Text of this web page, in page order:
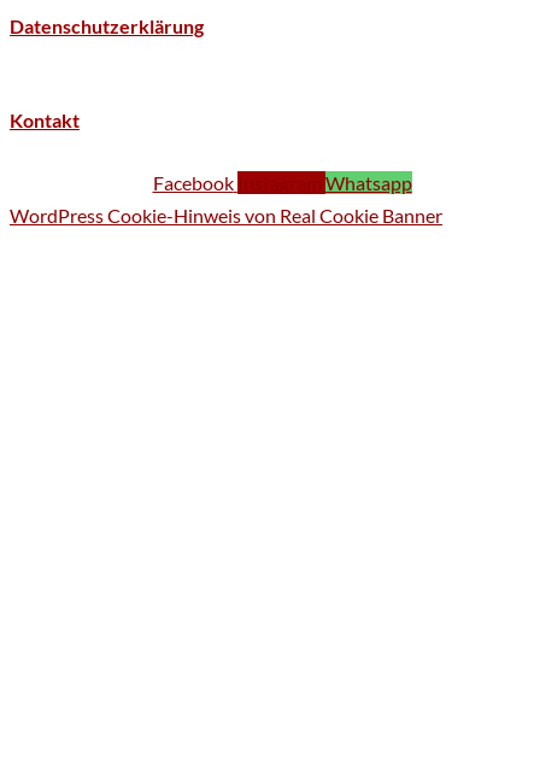
Datenschutzerklärung
Kontakt
Facebook
Whatsapp
WordPress Cookie-Hinweis von Real Cookie Banner